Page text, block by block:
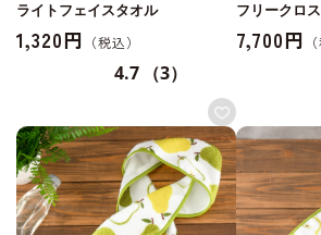
ライトフェイスタオル
1,320円
4.7 （3）
フリークロス
7,700円